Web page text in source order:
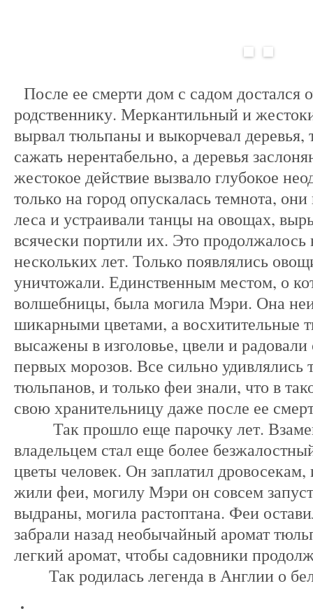
После ее смерти дом с садом достался
родственнику. Меркантильный и
вырвал тюльпаны и выкорчевал деревья,
сажать нерентабельно, а деревья
жестокое действие вызвало глубокое
только на город опускалась темнота,
леса и устраивали танцы на овощах,
всячески портили их. Это
нескольких лет. Только появлялись
уничтожали. Единственным местом, о
волшебницы, была могила Мэри. Она
шикарными цветами, а восхитительные
высажены в изголовье, цвели и
первых морозов. Все сильно удивлялись
тюльпанов, и только феи знали, что в
свою хранительницу даже после ее
Так прошло еще парочку лет.
владельцем стал еще более
цветы человек. Он заплатил
жили феи, могилу Мэри он совсем
выдраны, могила растоптана. Феи
забрали назад необычайный аромат
легкий аромат, чтобы садовники
Так родилась легенда в Англии о